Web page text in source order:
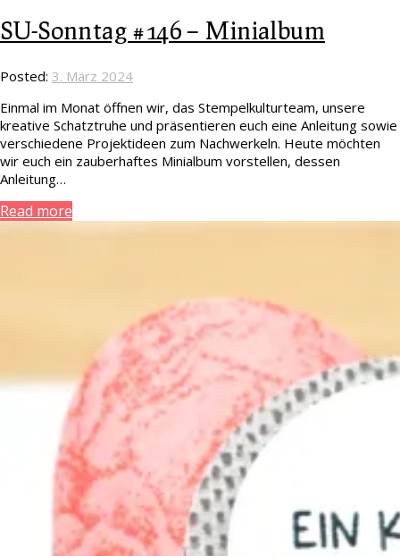
SU-Sonntag #146 – Minialbum
Posted: 3. März 2024
Einmal im Monat öffnen wir, das Stempelkulturteam, unsere
kreative Schatztruhe und präsentieren euch eine Anleitung sowie
verschiedene Projektideen zum Nachwerkeln. Heute möchten
wir euch ein zauberhaftes Minialbum vorstellen, dessen
Anleitung…
Read more